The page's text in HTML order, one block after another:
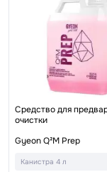
Средство для
очистки
Gyeon Q²M Prep
Канистра 4 л